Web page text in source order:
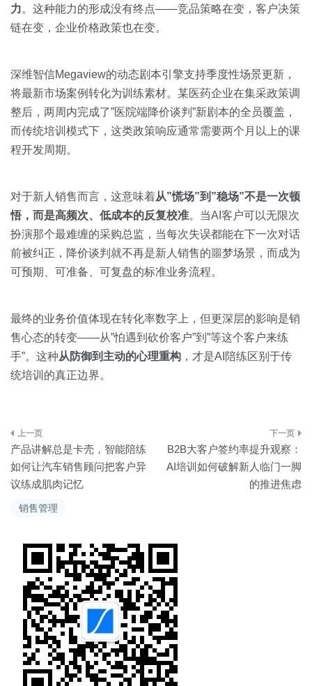
销售管理
力。这种能力的形成没有终点——竞品策略在变，客户决策
链在变，企业价格政策也在变。
深维智信Megaview的动态剧本引擎支持季度性场景更新，
将最新市场案例转化为训练素材。某医药企业在集采政策调
整后，两周内完成了”医院端降价谈判”新剧本的全员覆盖，
而传统培训模式下，这类政策响应通常需要两个月以上的课
程开发周期。
对于新人销售而言，这意味着从”慌场”到”稳场”不是一次顿
悟，而是高频次、低成本的反复校准。当AI客户可以无限次
扮演那个最难缠的采购总监，当每次失误都能在下一次对话
前被纠正，降价谈判就不再是新人销售的噩梦场景，而成为
可预期、可准备、可复盘的标准业务流程。
最终的业务价值体现在转化率数字上，但更深层的影响是销
售心态的转变——从”怕遇到砍价客户”到”等这个客户来练
手”。这种从防御到主动的心理重构 ，才是AI陪练区别于传
统培训的真正边界。
文
章
导
产品讲解总是卡壳，智能陪练
如何让汽车销售顾问把客户异
议练成肌肉记忆
B2B大客户签约率提升观察：
AI培训如何破解新人临门一脚
的推进焦虑